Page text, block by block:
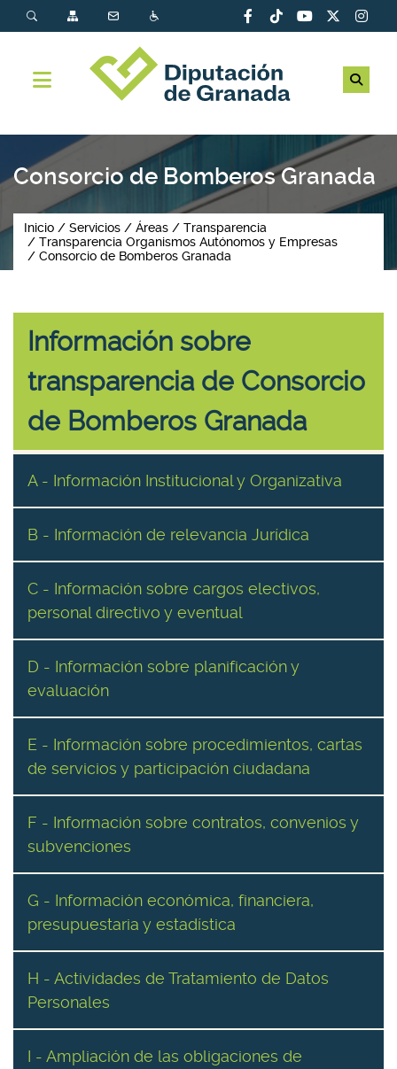
Consorcio de Bomberos Granada
Inicio Servicios Áreas
Transparencia
Transparencia Organismos Autónomos y Empresas
Consorcio de Bomberos Granada
Información sobre
transparencia de Consorcio
de Bomberos Granada
A - Información Institucional y Organizativa
B - Información de relevancia Jurídica
C - Información sobre cargos electivos,
personal directivo y eventual
D - Información sobre planificación y
evaluación
E - Información sobre procedimientos, cartas
de servicios y participación ciudadana
F - Información sobre contratos, convenios y
subvenciones
G - Información económica, financiera,
presupuestaria y estadística
H - Actividades de Tratamiento de Datos
Personales
I - Ampliación de las obligaciones de